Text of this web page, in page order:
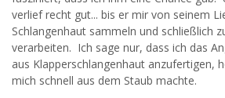
verlief recht gut... bis er mir von seinem
Schlangenhaut sammeln und schließlich
verarbeiten. Ich sage nur, dass ich das
aus Klapperschlangenhaut anzufertigen,
mich schnell aus dem Staub machte.